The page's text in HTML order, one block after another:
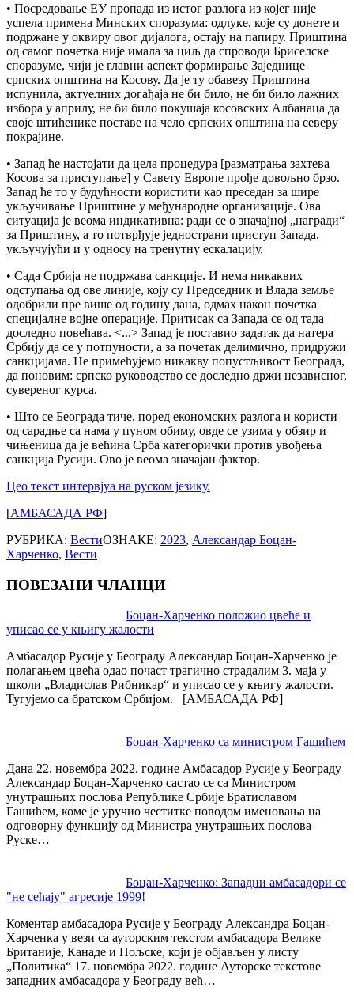
• Посредовање ЕУ пропада из истог разлога из којег није
успела примена Минских споразума: одлуке, које су донете и
подржане у оквиру овог дијалога, остају на папиру. Приштина
од самог почетка није имала за циљ да спроводи Бриселске
споразуме, чији је главни аспект формирање Заједнице
српских општина на Косову. Да је ту обавезу Приштина
испунила, актуелних догађаја не би било, не би било лажних
избора у априлу, не би било покушаја косовских Албанаца да
своје штићенике поставе на чело српских општина на северу
покрајине.
• Запад ће настојати да цела процедура [разматрања захтева
Косова за приступање] у Савету Европе прође довољно брзо.
Запад ће то у будућности користити као преседан за шире
укључивање Приштине у међународне организације. Ова
ситуација је веома индикативна: ради се о значајној „награди“
за Приштину, а то потврђује једнострани приступ Запада,
укључујући и у односу на тренутну ескалацију.
• Сада Србија не подржава санкције. И нема никаквих
одступања од ове линије, коју су Председник и Влада земље
одобрили пре више од годину дана, одмах након почетка
специјалне војне операције. Притисак са Запада се од тада
доследно повећава. <...> Запад је поставио задатак да натера
Србију да се у потпуности, а за почетак делимично, придружи
санкцијама. Не примећујемо никакву попустљивост Београда,
да поновим: српско руководство се доследно држи независног,
сувереног курса.
• Што се Београда тиче, поред економских разлога и користи
од сарадње са нама у пуном обиму, овде се узима у обзир и
чињеница да је већина Срба категорички против увођења
санкција Русији. Ово је веома значајан фактор.
Цео текст интервјуа на руском језику.
[АМБАСАДА РФ]
РУБРИКА: ВестиОЗНАКЕ: 2023, Александар Боцан-
Харченко, Вести
ПОВЕЗАНИ ЧЛАНЦИ
Боцан-Харченко положио цвеће и
уписао се у књигу жалости
Амбасадор Русије у Београду Александар Боцан-Харченко је
полагањем цвећа одао почаст трагично страдалим 3. маја у
школи „Владислав Рибникар“ и уписао се у књигу жалости.
Тугујемо са братском Србијом. [АМБАСАДА РФ]
Боцан-Харченко са министром Гашићем
Дана 22. новембра 2022. године Амбасадор Русије у Београду
Александар Боцан-Харченко састао се са Министром
унутрашњих послова Републике Србије Братиславом
Гашићем, коме је уручио честитке поводом именовања на
одговорну функцију од Министра унутрашњих послова
Руске…
Боцан-Харченко: Западни амбасадори се
"не сећају" агресије 1999!
Коментар амбасадора Русије у Београду Александра Боцан-
Харченка у вези са ауторским текстом амбасадора Велике
Британије, Канаде и Пољске, који је објављен у листу
„Политика“ 17. новембра 2022. године Ауторске текстове
западних амбасадора у Београду већ…
navigation